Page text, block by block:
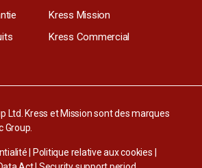
Kress Mission
Kress Commercial
Ltd. Kress et Mission sont des marques
Group.
| Politique relative aux cookies |